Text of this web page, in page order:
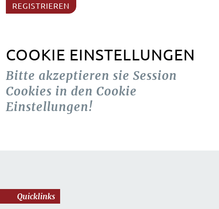
REGISTRIEREN
COOKIE EINSTELLUNGEN
Bitte akzeptieren sie Session
Cookies in den Cookie
Einstellungen!
Quicklinks